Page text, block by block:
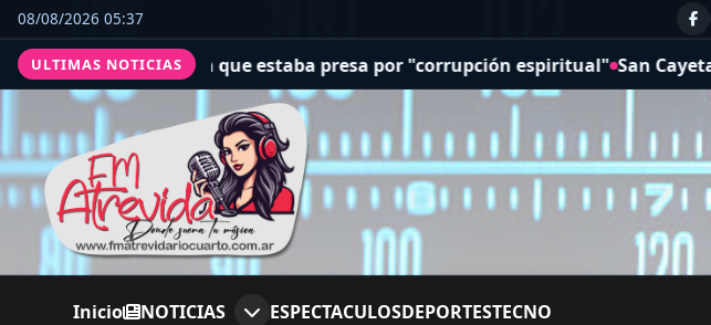
08/08/2026 05:37
ULTIMAS NOTICIAS
que estaba presa por "corrupción espiritual" San Cayetano: los fieles se
Inicio NOTICIAS ESPECTACULOSDEPORTESTECNO